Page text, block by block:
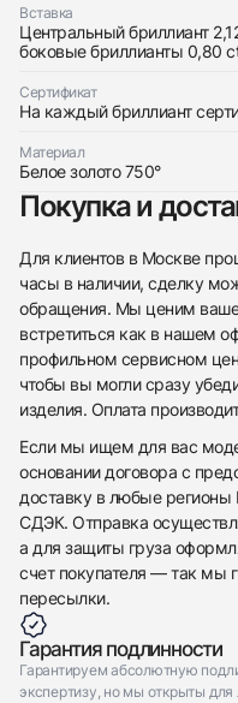
Вставка
Центральный бриллиант
боковые бриллианты 0,80
Сертификат
На каждый бриллиант
Материал
Белое золото 750°
Покупка и
Для клиентов в Москве
часы в наличии, сделку
обращения. Мы ценим ваше
встретиться как в нашем
профильном сервисном
чтобы вы могли сразу
изделия. Оплата
Если мы ищем для вас
основании договора с
доставку в любые
СДЭК. Отправка
а для защиты груза
счет покупателя — так мы
пересылки.
Гарантия подлинности
Гарантируем абсолютную
экспертизу, но мы открыты
Оставьте ваши
с вами
Studio jewelry
$11,750
Кольцо с
НовыеКоробка +
Приложите